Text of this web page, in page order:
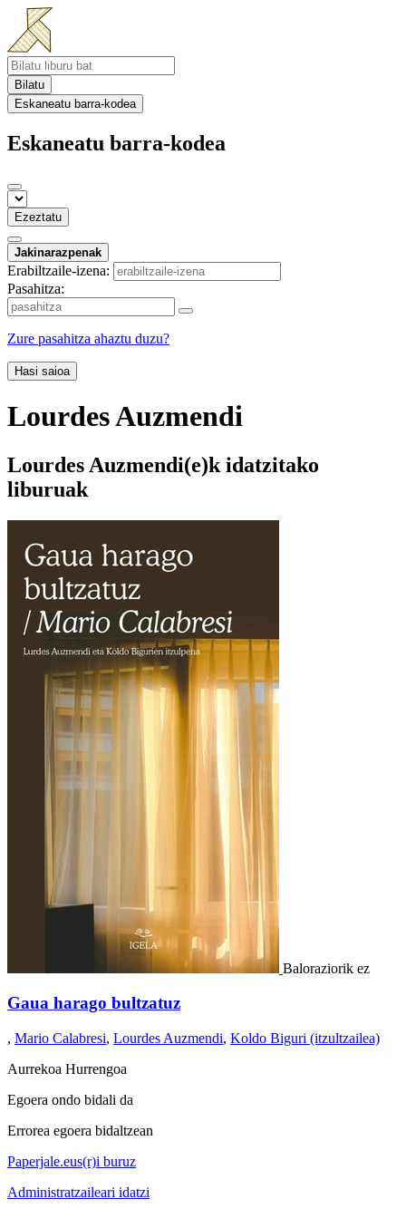
Bilatu
Eskaneatu barra-kodea
Eskaneatu barra-kodea
Ezeztatu
Jakinarazpenak
Erabiltzaile-izena:
Pasahitza:
Zure pasahitza ahaztu duzu?
Hasi saioa
Lourdes Auzmendi
Lourdes Auzmendi(e)k idatzitako
liburuak
Baloraziorik ez
Gaua harago bultzatuz
, Mario Calabresi, Lourdes Auzmendi, Koldo Biguri (itzultzailea)
Aurrekoa Hurrengoa
Egoera ondo bidali da
Errorea egoera bidaltzean
Paperjale.eus(r)i buruz
Administratzaileari idatzi